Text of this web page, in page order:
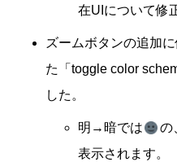
在UIについて修
ズームボタンの追加
た「toggle color
した。
明→暗では の
表示されます。